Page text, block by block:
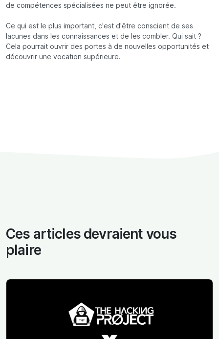
de compétences spécialisées ne peut être ignorée.
Ce qui est le plus important, c'est d'être conscient de ses
lacunes dans les connaissances et de les combler. Qui sait ?
Cela pourrait ouvrir des portes à de nouvelles opportunités et
découvrir une vocation supérieure.
Ces articles devraient vous
plaire